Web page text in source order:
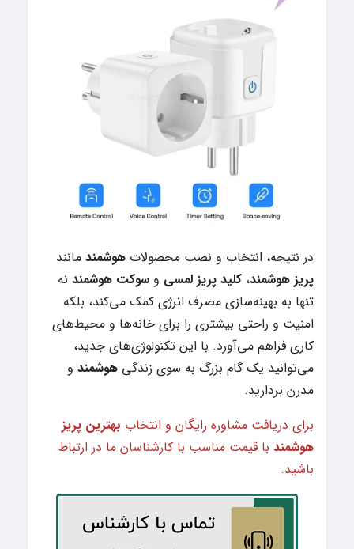
در نتیجه، انتخاب و نصب محصولات هوشمند مانند
پریز هوشمند، کلید پریز لمسی و سوکت هوشمند نه
تنها به بهینه‌سازی مصرف انرژی کمک می‌کند، بلکه
امنیت و راحتی بیشتری را برای خانه‌ها و محیط‌های
کاری فراهم می‌آورد. با این تکنولوژی‌های جدید،
می‌توانید یک گام بزرگ به سوی زندگی هوشمند و
مدرن بردارید.
برای دریافت مشاوره رایگان و انتخاب بهترین پریز
هوشمند با قیمت مناسب با کارشناسان ما در ارتباط
باشید.